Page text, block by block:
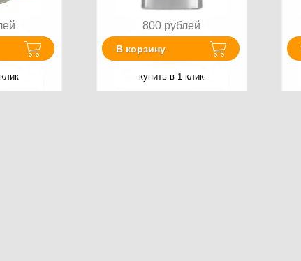
800 рублей
В корзину
купить в 1 клик